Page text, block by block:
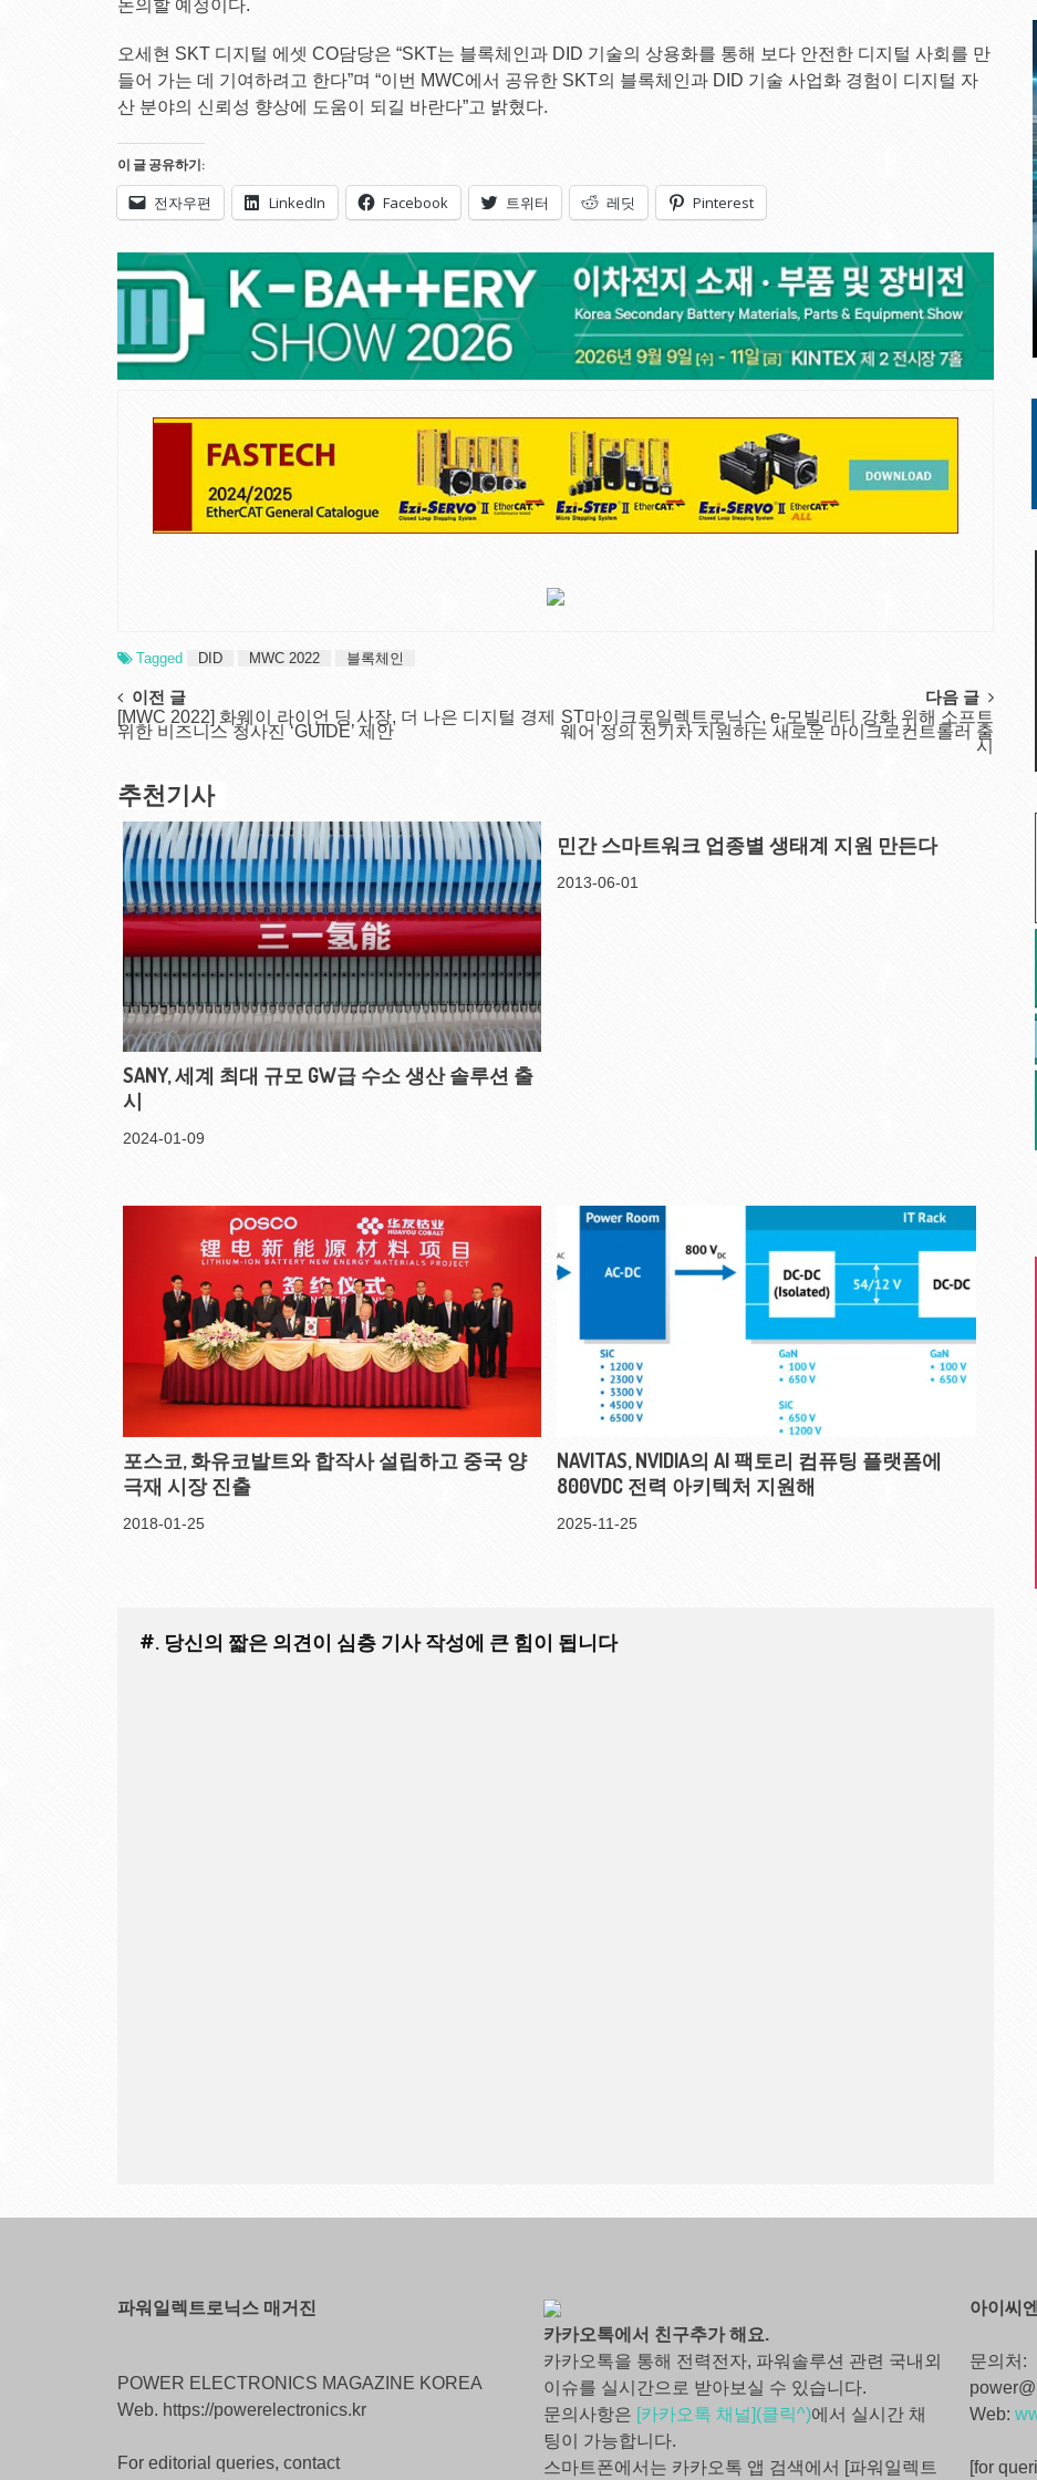
논의할 예정이다.
오세현 SKT 디지털 에셋 CO담당은 “SKT는 블록체인과 DID 기술의 상용화를 통해 보다 안전한 디지털 사회를 만
들어 가는 데 기여하려고 한다”며 “이번 MWC에서 공유한 SKT의 블록체인과 DID 기술 사업화 경험이 디지털 자
산 분야의 신뢰성 향상에 도움이 되길 바란다”고 밝혔다.
이 글 공유하기:
전자우편 LinkedIn Facebook 트위터 레딧 Pinterest
Tagged DID MWC 2022 블록체인
Post
navigation
이전 글
[MWC 2022] 화웨이 라이언 딩 사장, 더 나은 디지털 경제
위한 비즈니스 청사진 ‘GUIDE’ 제안
다음 글
ST마이크로일렉트로닉스, e-모빌리티 강화 위해 소프트
웨어 정의 전기차 지원하는 새로운 마이크로컨트롤러 출
시
추천기사
SANY, 세계 최대 규모 GW급 수소 생산 솔루션 출
시
2024-01-09
민간 스마트워크 업종별 생태계 지원 만든다
2013-06-01
포스코, 화유코발트와 합작사 설립하고 중국 양
극재 시장 진출
2018-01-25
NAVITAS, NVIDIA의 AI 팩토리 컴퓨팅 플랫폼에
800VDC 전력 아키텍처 지원해
2025-11-25
#. 당신의 짧은 의견이 심층 기사 작성에 큰 힘이 됩니다
파워일렉트로닉스 매거진
POWER ELECTRONICS MAGAZINE KOREA
Web. https://powerelectronics.kr
For editorial queries, contact
카카오톡에서 친구추가 해요.
카카오톡을 통해 전력전자, 파워솔루션 관련 국내외
이슈를 실시간으로 받아보실 수 있습니다.
문의사항은 [카카오톡 채널](클릭^)에서 실시간 채
팅이 가능합니다.
스마트폰에서는 카카오톡 앱 검색에서 [파워일렉트
아이씨
문의처:
Web:
[for